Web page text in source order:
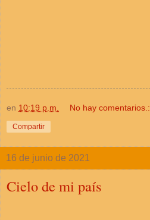
en 10:19 p.m. No hay comentarios.:
Compartir
16 de junio de 2021
Cielo de mi país